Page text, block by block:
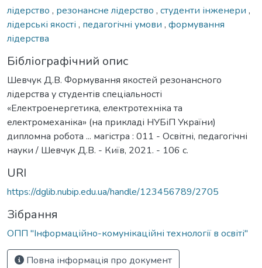
лідерство , резонансне лідерство , студенти інженери ,
лідерські якості , педагогічні умови , формування
лідерства
Бібліографічний опис
Шевчук Д.В. Формування якостей резонансного
лідерства у студентів спеціальності
«Електроенергетика, електротехніка та
електромеханіка» (на прикладі НУБіП України)
дипломна робота ... магістра : 011 - Освітні, педагогічні
науки / Шевчук Д.В. - Київ, 2021. - 106 с.
URI
https://dglib.nubip.edu.ua/handle/123456789/2705
Зібрання
ОПП "Інформаційно-комунікаційні технології в освіті"
Повна інформація про документ